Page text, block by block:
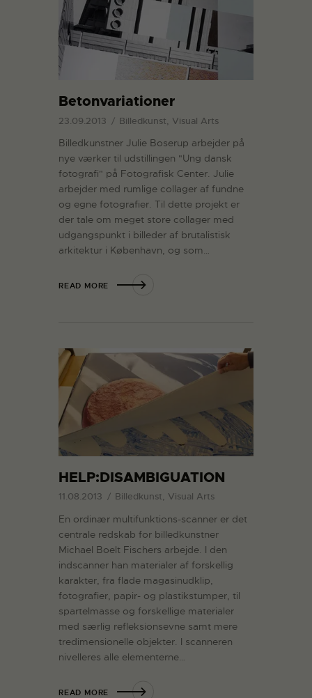
Betonvariationer
23.09.2013 Billedkunst, Visual Arts
Billedkunstner Julie Boserup arbejder på
nye værker til udstillingen "Ung dansk
fotografi" på Fotografisk Center. Julie
arbejder med rumlige collager af fundne
og egne fotografier. Til dette projekt er
der tale om meget store collager med
udgangspunkt i billeder af brutalistisk
arkitektur i København, og som…
READ MORE
HELP:DISAMBIGUATION
11.08.2013 Billedkunst, Visual Arts
En ordinær multifunktions-scanner er det
centrale redskab for billedkunstner
Michael Boelt Fischers arbejde. I den
indscanner han materialer af forskellig
karakter, fra flade magasinudklip,
fotografier, papir- og plastikstumper, til
spartelmasse og forskellige materialer
med særlig refleksionsevne samt mere
tredimensionelle objekter. I scanneren
nivelleres alle elementerne…
READ MORE